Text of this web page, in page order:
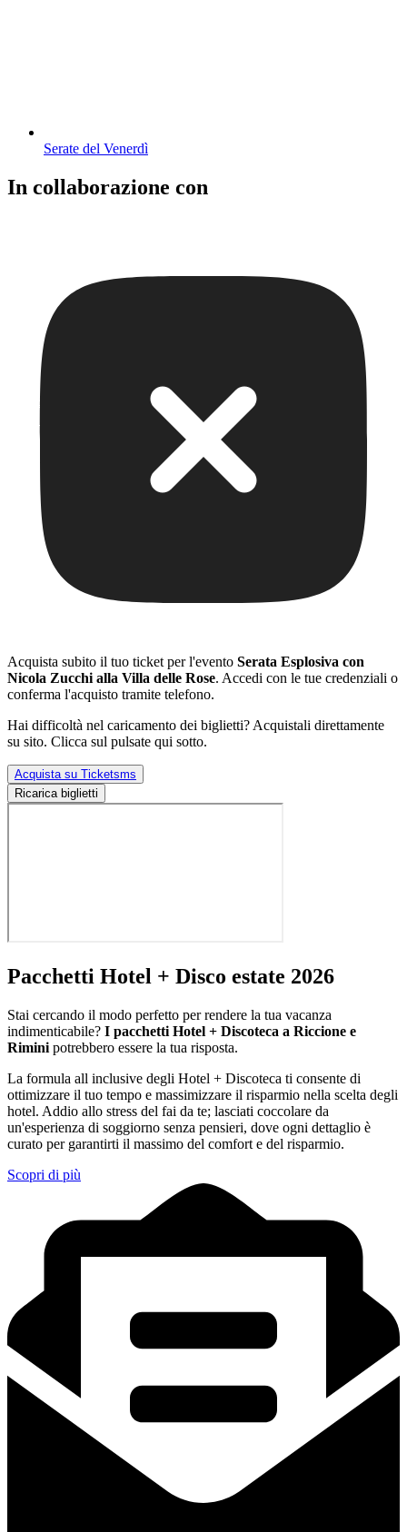
Serate del Venerdì
In collaborazione con
Acquista subito il tuo ticket per l'evento Serata Esplosiva con
Nicola Zucchi alla Villa delle Rose. Accedi con le tue credenziali o
conferma l'acquisto tramite telefono.
Hai difficoltà nel caricamento dei biglietti? Acquistali direttamente
su sito. Clicca sul pulsate qui sotto.
Acquista su Ticketsms
Ricarica biglietti
Pacchetti Hotel + Disco estate 2026
Stai cercando il modo perfetto per rendere la tua vacanza
indimenticabile? I pacchetti Hotel + Discoteca a Riccione e
Rimini potrebbero essere la tua risposta.
La formula all inclusive degli Hotel + Discoteca ti consente di
ottimizzare il tuo tempo e massimizzare il risparmio nella scelta degli
hotel. Addio allo stress del fai da te; lasciati coccolare da
un'esperienza di soggiorno senza pensieri, dove ogni dettaglio è
curato per garantirti il massimo del comfort e del risparmio.
Scopri di più